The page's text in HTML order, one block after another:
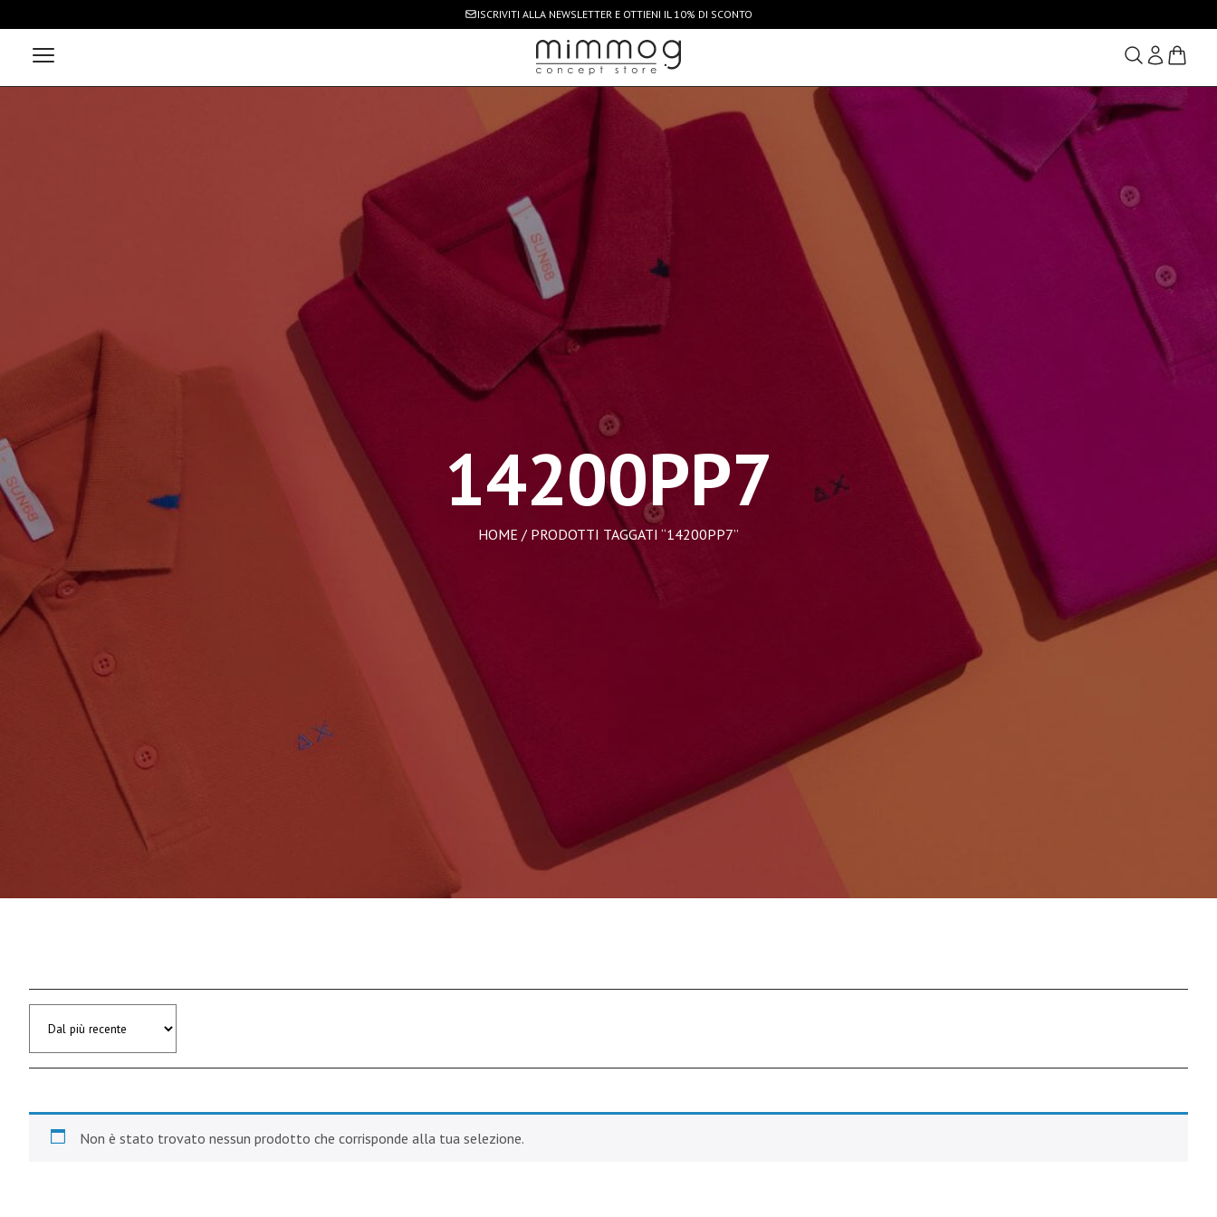
ISCRIVITI ALLA NEWSLETTER E OTTIENI IL 10% DI SCONTO
14200PP7
HOME / PRODOTTI TAGGATI “14200PP7”
Non è stato trovato nessun prodotto che corrisponde alla tua selezione.